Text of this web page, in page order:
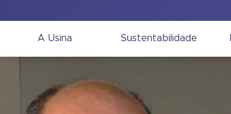
A Usina Sustentabilidade